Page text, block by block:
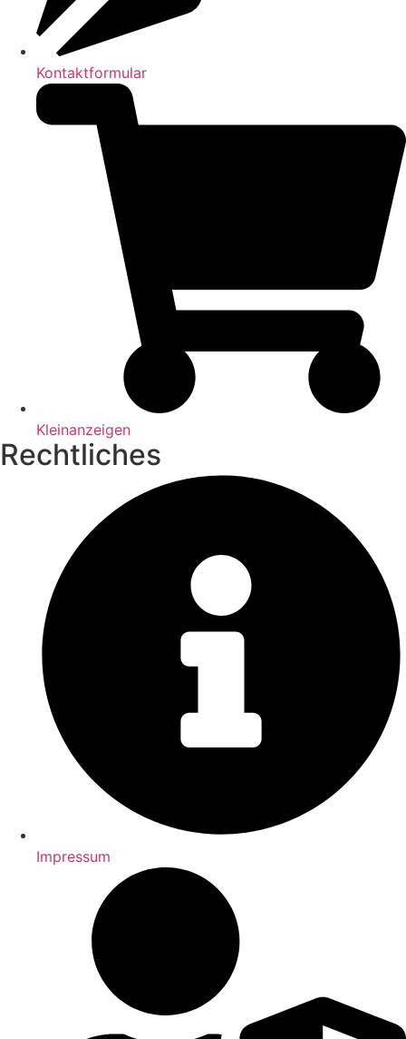
Kontaktformular
Kleinanzeigen
Rechtliches
Impressum